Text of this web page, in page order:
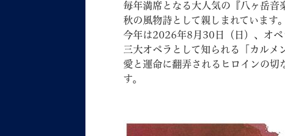
毎年満席となる大人気の『八ヶ岳音
秋の風物詩として親しまれています。
今年は2026年8月30日（日）、オペ
三大オペラとして知られる「カルメ
愛と運命に翻弄されるヒロインの切
す。